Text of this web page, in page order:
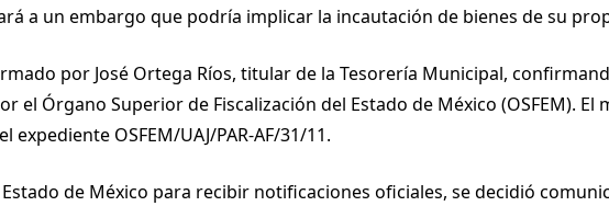
a un embargo que podría implicar la incautación de bienes de su
por José Ortega Ríos, titular de la Tesorería Municipal,
Órgano Superior de Fiscalización del Estado de México (OSFEM).
OSFEM/UAJ/PAR-AF/31/11.
de México para recibir notificaciones oficiales, se decidió